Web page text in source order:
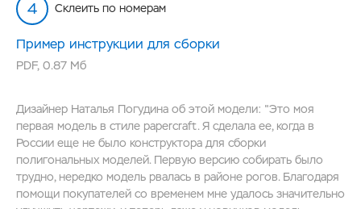
Склеить по номерам
Пример инструкции для сборки
PDF, 0.87 Мб
Дизайнер Наталья Погудина об этой модели: "Это моя
первая модель в стиле papercraft. Я сделала ее, когда в
России еще не было конструктора для сборки
полигональных моделей. Первую версию собирать было
трудно, нередко модель рвалась в районе рогов. Благодаря
помощи покупателей со временем мне удалось значительно